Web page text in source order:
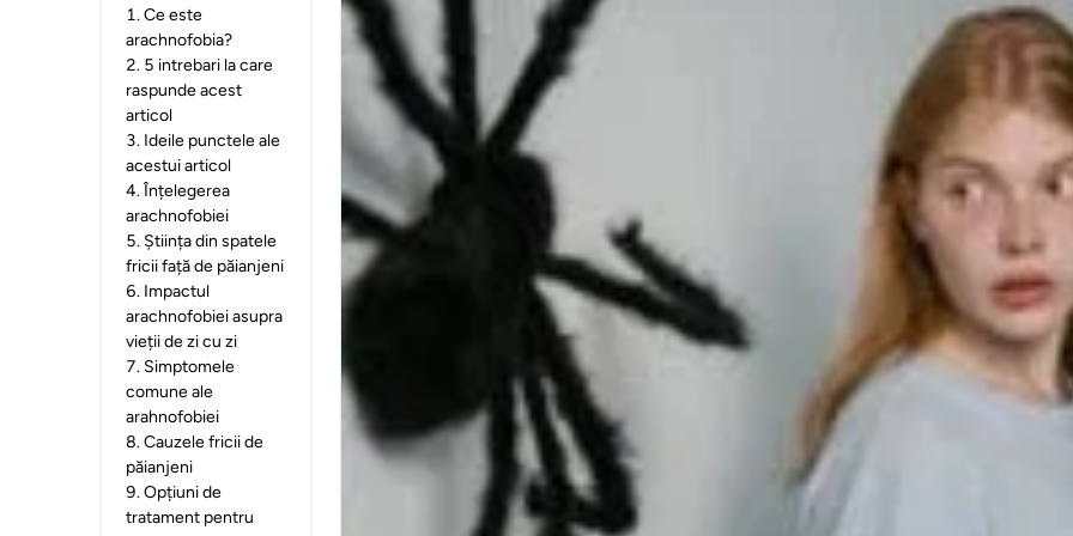
1.Ce este
arachnofobia?
2. 5 intrebari la care
raspunde acest
articol
3. Ideile punctele ale
acestui articol
4.Înțelegerea
arachnofobiei
5. Știința din spatele
fricii față de păianjeni
6. Impactul
arachnofobiei asupra
vieții de zi cu zi
7. Simptomele
comune ale
arahnofobiei
8.Cauzele fricii de
păianjeni
9.Opțiuni de
tratament pentru